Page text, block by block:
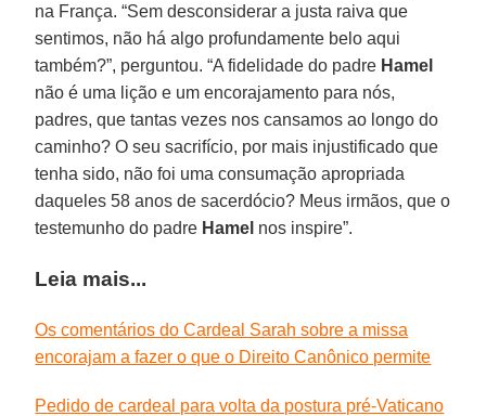
na França. “Sem desconsiderar a justa raiva que
sentimos, não há algo profundamente belo aqui
também?”, perguntou. “A fidelidade do padre Hamel
não é uma lição e um encorajamento para nós,
padres, que tantas vezes nos cansamos ao longo do
caminho? O seu sacrifício, por mais injustificado que
tenha sido, não foi uma consumação apropriada
daqueles 58 anos de sacerdócio? Meus irmãos, que o
testemunho do padre Hamel nos inspire”.
Leia mais...
Os comentários do Cardeal Sarah sobre a missa
encorajam a fazer o que o Direito Canônico permite
Pedido de cardeal para volta da postura pré-Vaticano